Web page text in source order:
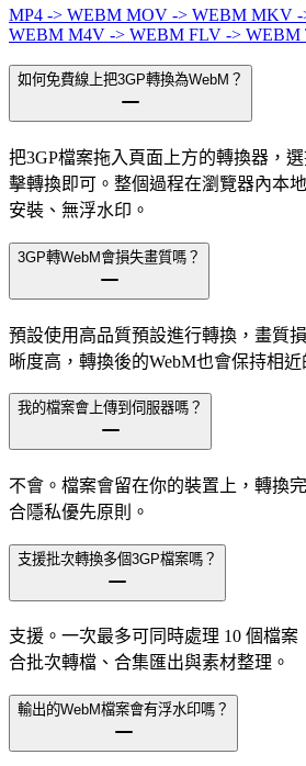
MP4 -> WEBM MOV -> WEBM MKV -
WEBM M4V -> WEBM FLV -> WEBM
如何免費線上把3GP轉換為WebM？
把3GP檔案拖入頁面上方的轉換器，
擊轉換即可。整個過程在瀏覽器內本
安裝、無浮水印。
3GP轉WebM會損失畫質嗎？
預設使用高品質預設進行轉換，畫質
晰度高，轉換後的WebM也會保持相近
我的檔案會上傳到伺服器嗎？
不會。檔案會留在你的裝置上，轉換
合隱私優先原則。
支援批次轉換多個3GP檔案嗎？
支援。一次最多可同時處理 10 個檔案
合批次轉檔、合集匯出與素材整理。
輸出的WebM檔案會有浮水印嗎？